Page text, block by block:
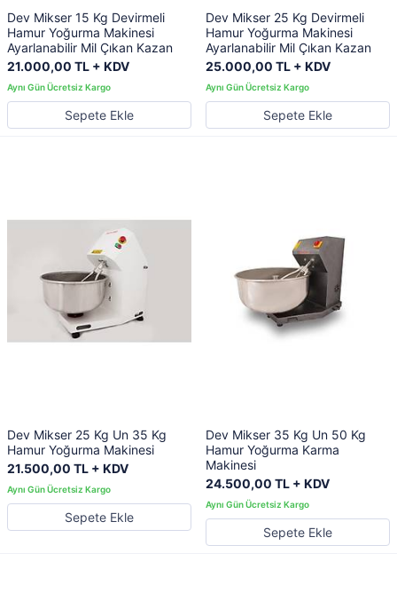
Dev Mikser 15 Kg Devirmeli
Hamur Yoğurma Makinesi
Ayarlanabilir Mil Çıkan Kazan
21.000,00 TL + KDV
Sepete Ekle
Dev Mikser 25 Kg Devirmeli
Hamur Yoğurma Makinesi
Ayarlanabilir Mil Çıkan Kazan
25.000,00 TL + KDV
Sepete Ekle
Dev Mikser 25 Kg Un 35 Kg
Hamur Yoğurma Makinesi
21.500,00 TL + KDV
Sepete Ekle
Dev Mikser 35 Kg Un 50 Kg
Hamur Yoğurma Karma
Makinesi
24.500,00 TL + KDV
Sepete Ekle